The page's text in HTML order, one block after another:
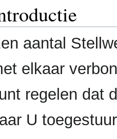
aantal
elkaar
regelen dat
U